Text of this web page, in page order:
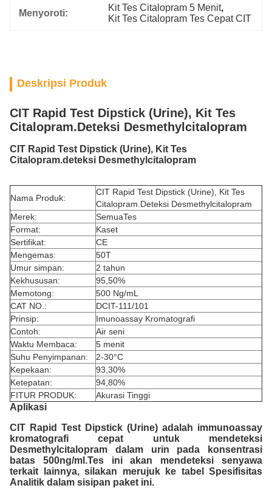
Menyoroti:
Kit Tes Citalopram 5 Menit,
Kit Tes Citalopram Tes Cepat CIT
Deskripsi Produk
CIT Rapid Test Dipstick (Urine), Kit Tes
Citalopram.Deteksi Desmethylcitalopram
CIT Rapid Test Dipstick (Urine), Kit Tes
Citalopram.deteksi Desmethylcitalopram
Nama Produk:
CIT Rapid Test Dipstick (Urine), Kit Tes
Citalopram.Deteksi Desmethylcitalopram
Merek:
SemuaTes
Format:
Kaset
Sertifikat:
CE
Mengemas:
50T
Umur simpan:
2 tahun
Kekhususan:
95,50%
Memotong:
500 Ng/mL
CAT NO.:
DCIT-111/101
Prinsip:
Imunoassay Kromatografi
Contoh:
Air seni
Waktu Membaca:
5 menit
Suhu Penyimpanan:
2-30°C
Kepekaan:
93,30%
Ketepatan:
94,80%
FITUR PRODUK:
Akurasi Tinggi
Aplikasi
CIT Rapid Test Dipstick (Urine) adalah immunoassay
kromatografi cepat untuk mendeteksi
Desmethylcitalopram dalam urin pada konsentrasi
batas 500ng/ml.Tes ini akan mendeteksi senyawa
terkait lainnya, silakan merujuk ke tabel Spesifisitas
Analitik dalam sisipan paket ini.